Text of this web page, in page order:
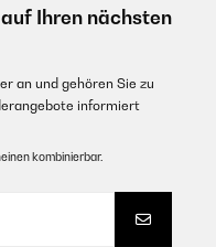
Ihren nächsten
an und gehören Sie zu
informiert
kombinierbar.